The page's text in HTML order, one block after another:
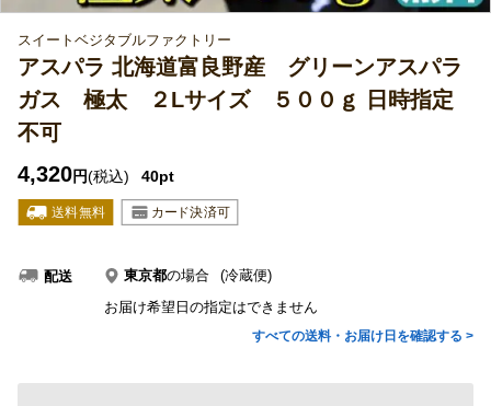
スイートベジタブルファクトリー
アスパラ 北海道富良野産 グリーンアスパラ
ガス 極太 ２Lサイズ ５００ｇ 日時指定
不可
4,320円(税込) 40pt
配送 東京都の場合
(冷蔵便)
お届け希望日の指定はできません
すべての送料・お届け日を確認する >